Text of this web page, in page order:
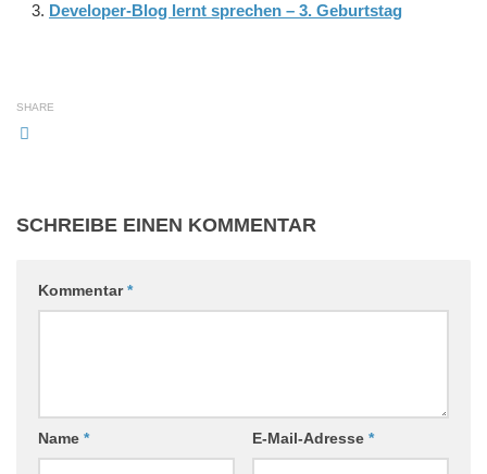
Developer-Blog lernt sprechen – 3. Geburtstag
SHARE
SCHREIBE EINEN KOMMENTAR
Kommentar*
Name * E-Mail-Adresse *